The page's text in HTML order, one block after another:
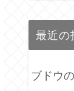
最近の
ブドウ